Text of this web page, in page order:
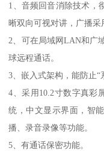
1、音频回音消除技术，
晰双向可视对讲，广播采
2、可在局域网LAN和广
球远程通话。
3、嵌入式架构，能防止“
4、采用10.2寸数字真彩
统，中文显示界面，智
播、录音录像等功能。
5、有通话保密功能。